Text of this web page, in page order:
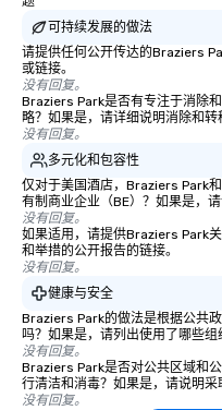
可持续发展的做法
请提供任何公开传达的Braziers
或链接。
没有回复。
Braziers Park是否有专注于消除
略？如果是，请详细说明消除和转
没有回复。
多元化和包容性
仅对于美国酒店，Braziers Park
有制商业企业（BE）？如果是，
没有回复。
如果适用，请提供Braziers Park
和举措的公开报告的链接。
没有回复。
健康与安全
Braziers Park的做法是根据公共
吗？如果是，请列出使用了哪些组
没有回复。
Braziers Park是否对公共区域和
行清洁和消毒？如果是，请说明采
没有回复。